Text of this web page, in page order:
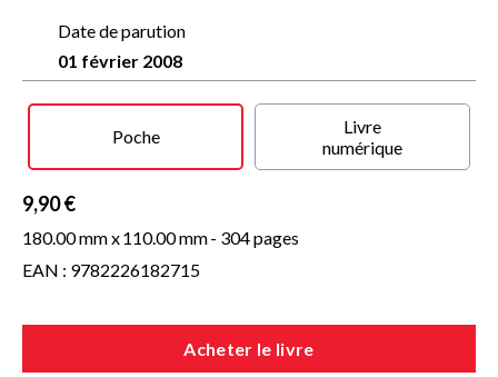
l'intérieur, dans cette étude classique précédemment parue
sous le titre
Le Regard mutilé
Shayegan, ancien professeur d'études indiennes et de
directeur du Centre iranien pour l'étude des civilisations, est
une des grandes figures de cette intelligentsia iranienne qui
milite pour la nécessaire démocratisation de l'Iran. Il nous
particulier de l'Iran islamique.
Date de parution
01 février 2008
Poche
Livre
numérique
9,90 €
180.00 mm x110.00 mm- 304 pages
EAN : 9782226182715
Acheter le livre